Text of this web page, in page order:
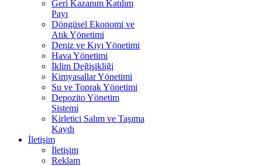
Geri Kazanım Katılım
Payı
Döngüsel Ekonomi ve
Atık Yönetimi
Deniz ve Kıyı Yönetimi
Hava Yönetimi
İklim Değişikliği
Kimyasallar Yönetimi
Su ve Toprak Yönetimi
Depozito Yönetim
Sistemi
Kirletici Salım ve Taşıma
Kaydı
İletişim
İletişim
Reklam